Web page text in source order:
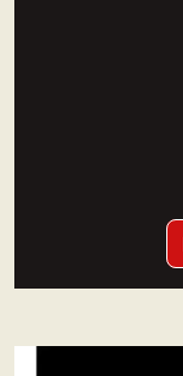
utierok typu